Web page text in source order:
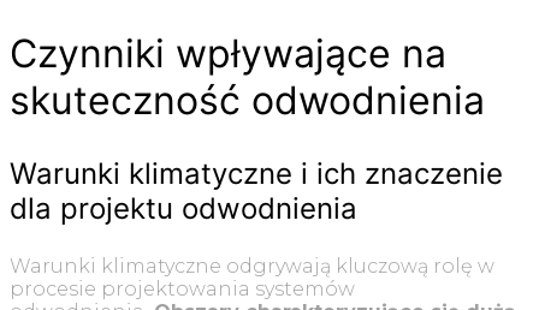
Czynniki wpływające na
skuteczność odwodnienia
Warunki klimatyczne i ich znaczenie
dla projektu odwodnienia
Warunki klimatyczne odgrywają kluczową rolę w
procesie projektowania systemów